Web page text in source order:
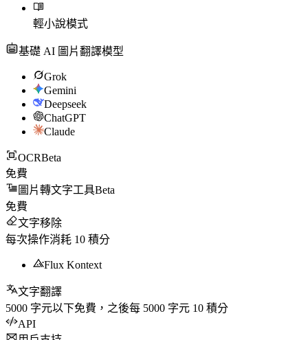
輕小說模式
基礎 AI 圖片翻譯模型
Grok
Gemini
Deepseek
ChatGPT
Claude
OCRBeta
免費
圖片轉文字工具Beta
免費
文字移除
每次操作消耗 10 積分
Flux Kontext
文字翻譯
5000 字元以下免費，之後每 5000 字元 10 積分
API